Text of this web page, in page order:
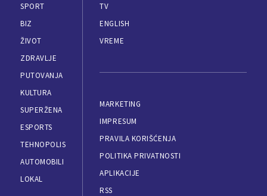
SPORT
BIZ
ŽIVOT
ZDRAVLJE
PUTOVANJA
KULTURA
SUPERŽENA
ESPORTS
TEHNOPOLIS
AUTOMOBILI
LOKAL
TV
ENGLISH
VREME
MARKETING
IMPRESUM
PRAVILA KORIŠĆENJA
POLITIKA PRIVATNOSTI
APLIKACIJE
RSS